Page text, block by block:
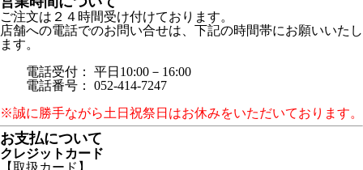
ご注文は２４時間受け付けております。
店舗への電話でのお問い合せは、下記の時間帯にお願いいたし
ます。
電話受付： 平日10:00－16:00
電話番号： 052-414-7247
※誠に勝手ながら土日祝祭日はお休みをいただいております。
お支払について
クレジットカード